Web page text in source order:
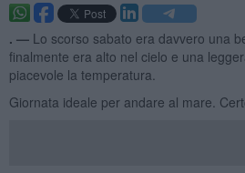
. — Lo scorso sabato era davvero una
finalmente era alto nel cielo e una
piacevole la temperatura.
Giornata ideale per andare al mare.